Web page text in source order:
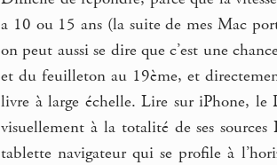
a 10 ou 15 ans (la suite de mes Mac
on peut aussi se dire que c’est une
et du feuilleton au 19ème, et
livre à large échelle. Lire sur iPhone, le
visuellement à la totalité de ses
tablette navigateur qui se profile à